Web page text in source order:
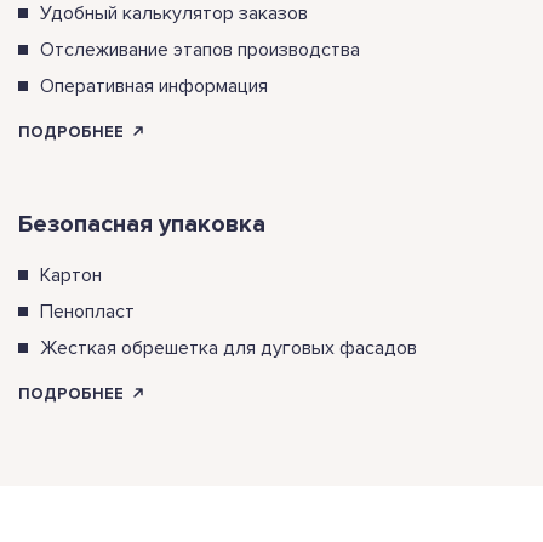
Удобный калькулятор заказов
Отслеживание этапов производства
Оперативная информация
ПОДРОБНЕЕ
Безопасная упаковка
Картон
Пенопласт
Жесткая обрешетка для дуговых фасадов
ПОДРОБНЕЕ